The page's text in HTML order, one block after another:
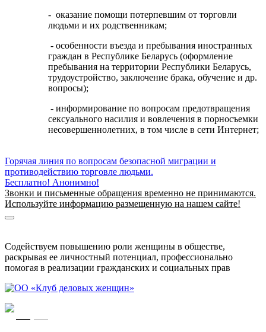
- оказание помощи потерпевшим от торговли
людьми и их родственникам;
- особенности въезда и пребывания иностранных
граждан в Республике Беларусь (оформление
пребывания на территории Республики Беларусь,
трудоустройство, заключение брака, обучение и др.
вопросы);
- информирование по вопросам предотвращения
сексуального насилия и вовлечения в порносъемки
несовершеннолетних, в том числе в сети Интернет;
Горячая линия по вопросам безопасной миграции и
противодействию торговле людьми.
Бесплатно! Анонимно!
Звонки и письменные обращения временно не принимаются.
Используйте информацию размещенную на нашем сайте!
Содействуем повышению роли женщины в обществе,
раскрывая ее личностный потенциал, профессионально
помогая в реализации гражданских и социальных прав
RUEN